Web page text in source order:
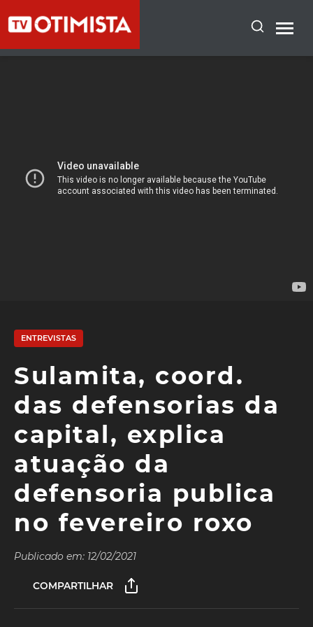
ENTREVISTAS
Sulamita, coord.
das defensorias da
capital, explica
atuação da
defensoria publica
no fevereiro roxo
Publicado em: 12/02/2021
COMPARTILHAR